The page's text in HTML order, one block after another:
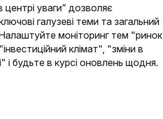
уваги” дозволяє
галузеві теми та загальний
моніторинг тем "ринок
клімат", "зміни в
і будьте в курсі оновлень щодня.